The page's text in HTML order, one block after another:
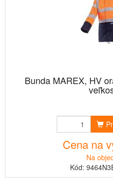
Bunda MAREX, HV
Cena na
Na
Kód: